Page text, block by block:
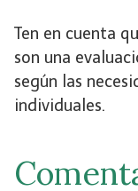
Ten en cuenta
son una
según las
individuales.